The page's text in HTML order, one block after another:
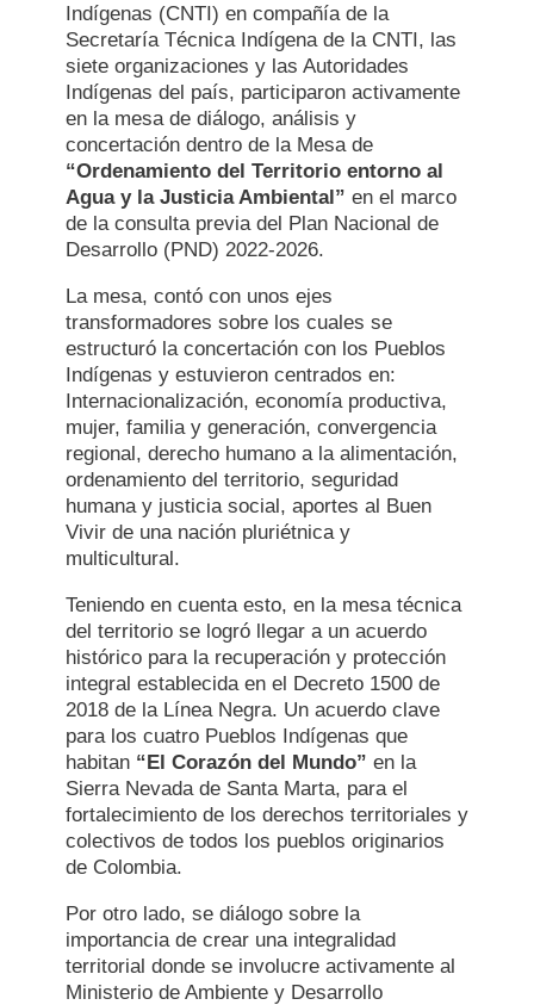
Indígenas (CNTI) en compañía de la
Secretaría Técnica Indígena de la CNTI, las
siete organizaciones y las Autoridades
Indígenas del país, participaron activamente
en la mesa de diálogo, análisis y
concertación dentro de la Mesa de
“Ordenamiento del Territorio entorno al
Agua y la Justicia Ambiental” en el marco
de la consulta previa del Plan Nacional de
Desarrollo (PND) 2022-2026.
La mesa, contó con unos ejes
transformadores sobre los cuales se
estructuró la concertación con los Pueblos
Indígenas y estuvieron centrados en:
Internacionalización, economía productiva,
mujer, familia y generación, convergencia
regional, derecho humano a la alimentación,
ordenamiento del territorio, seguridad
humana y justicia social, aportes al Buen
Vivir de una nación pluriétnica y
multicultural.
Teniendo en cuenta esto, en la mesa técnica
del territorio se logró llegar a un acuerdo
histórico para la recuperación y protección
integral establecida en el Decreto 1500 de
2018 de la Línea Negra. Un acuerdo clave
para los cuatro Pueblos Indígenas que
habitan “El Corazón del Mundo” en la
Sierra Nevada de Santa Marta, para el
fortalecimiento de los derechos territoriales y
colectivos de todos los pueblos originarios
de Colombia.
Por otro lado, se diálogo sobre la
importancia de crear una integralidad
territorial donde se involucre activamente al
Ministerio de Ambiente y Desarrollo